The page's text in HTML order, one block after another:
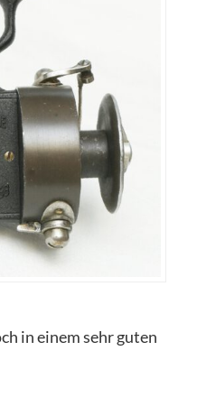
in einem sehr guten